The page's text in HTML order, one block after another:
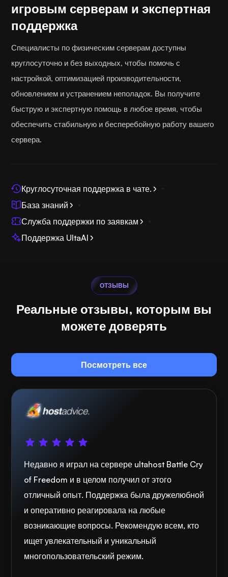
игровым серверам и экспертная
поддержка
Специалисты по физическим серверам доступны
круглосуточно и без выходных, чтобы помочь с
настройкой, оптимизацией производительности,
обновлением и устранением неполадок. Вы получите
быструю и экспертную помощь в любое время, чтобы
обеспечить стабильную и бесперебойную работу вашего
сервера.
Круглосуточная поддержка в чате.
База знаний
Служба поддержки по заявкам
Поддержка UltaAI
ОТЗЫВЫ
Реальные отзывы, которым вы
можете доверять
Посмотреть все
Недавно я играл на сервере ultahost Battle Cry
of Freedom и в целом получил от этого
отличный опыт. Поддержка была дружелюбной
и оперативно реагировала на любые
возникающие вопросы. Рекомендую всем, кто
ищет увлекательный и уникальный
многопользовательский режим.